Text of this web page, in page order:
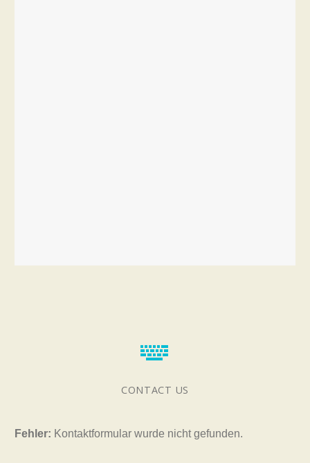


CONTACT US
Fehler: Kontaktformular wurde nicht gefunden.